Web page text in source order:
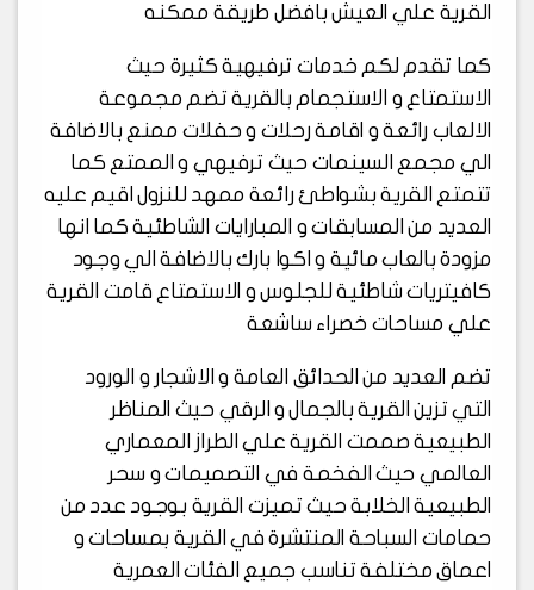
القرية علي العيش بافضل طريقة ممكنه
كما تقدم لكم خدمات ترفيهية كثيرة حيث
الاستمتاع و الاستجمام بالقرية تضم مجموعة
الالعاب رائعة و اقامة رحلات و حفلات ممنع بالاضافة
الي مجمع السينمات حيث ترفيهي و الممتع كما
تتمتع القرية بشواطئ رائعة ممهد للنزول اقيم عليه
العديد من المسابقات و المبارايات الشاطئية كما انها
مزودة بالعاب مائية و اكوا بارك بالاضافة الي وجود
كافيتريات شاطئية للجلوس و الاستمتاع قامت القرية
علي مساحات خصراء ساشعة
تضم العديد من الحدائق العامة و الاشجار و الورود
التي تزين القرية بالجمال و الرقي حيث المناظر
الطبيعية صممت القرية علي الطراز المعماري
العالمي حيث الفخمة في التصميمات و سحر
الطبيعية الخلابة حيث تميزت القرية بوجود عدد من
حمامات السباحة المنتشرة في القرية بمساحات و
اعماق مختلفة تناسب جميع الفئات العمرية